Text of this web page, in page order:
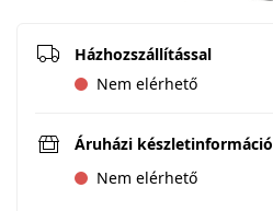
Házhozszállítással
Nem elérhető
Áruházi készletinformáció
Nem elérhető